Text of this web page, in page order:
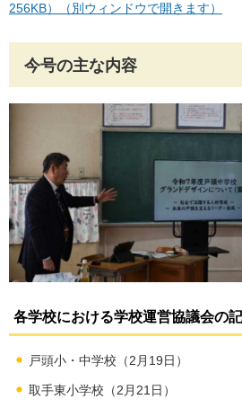
256KB）（別ウィンドウで開きます）
今号の主な内容
各学校における学校運営協議会の
戸頭小・中学校（2月19日）
取手東小学校（2月21日）